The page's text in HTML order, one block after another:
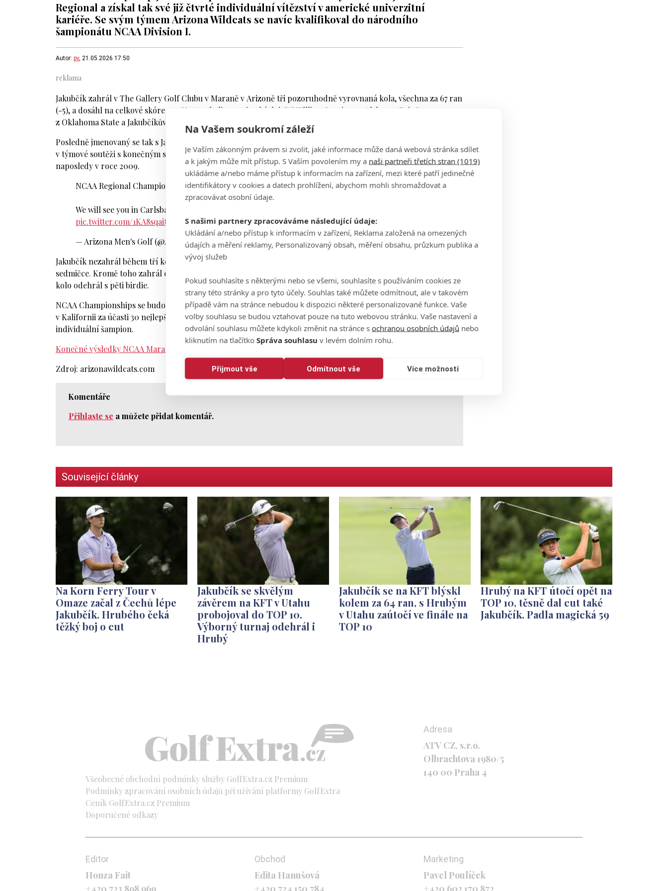
Na Vašem soukromí záleží
Je Vaším zákonným právem si zvolit, jaké informace může daná webová stránka sdílet
a k jakým může mít přístup. S Vaším povolením my a naši partneři třetích stran (1019)
ukládáme a/nebo máme přístup k informacím na zařízení, mezi které patří jedinečné
identifikátory v cookies a datech prohlížení, abychom mohli shromažďovat a
zpracovávat osobní údaje.
S našimi partnery zpracováváme následující údaje:
Ukládání a/nebo přístup k informacím v zařízení, Reklama založená na omezených
údajích a měření reklamy, Personalizovaný obsah, měření obsahu, průzkum publika a
vývoj služeb
Pokud souhlasíte s některými nebo se všemi, souhlasíte s používáním cookies ze
strany této stránky a pro tyto účely. Souhlas také můžete odmítnout, ale v takovém
případě vám na stránce nebudou k dispozici některé personalizované funkce. Vaše
volby souhlasu se budou vztahovat pouze na tuto webovou stránku. Vaše nastavení a
odvolání souhlasu můžete kdykoli změnit na stránce s ochranou osobních údajů nebo
kliknutím na tlačítko Správa souhlasu v levém dolním rohu.
Přijmout vše Odmítnout vše Více možností
Regional a získal tak své již čtvrté individuální vítězství v americké univerzitní
kariéře. Se svým týmem Arizona Wildcats se navíc kvalifikoval do národního
šampionátu NCAA Division I.
Autor: pv, 21.05.2026 17:50
Jakubčík zahrál v The Gallery Golf Clubu v Maraně v Arizoně tři pozoruhodně vyrovnaná kola, všechna za 67 ran
(-5), a dosáhl na celkové skóre -15. Na tom byli po 54 jamkách ještě William Jennings z Alabamy, Eric Lee
z Oklahoma State a Jakubčíkův týmový kolega Zach Pollo.
Posledně jmenovaný se tak s Jakubčíkem důležitou měrou zasloužili o to, že tým University of Arizona zvítězil
v týmové soutěži s konečným skóre -49 o 14 ran před Oklahomou. Regionální šampionát vyhráli Wildcats
naposledy v roce 2009.
NCAA Regional Champions for the 8th time in school history!
We will see you in Carlsbad, Calif. for the NCAA Championship starting May 29.
pic.twitter.com/1KA8sqaitE
— Arizona Men's Golf (@ArizonaMGolf)May 20, 2026
Jakubčík nezahrál během tří kol jediné bogey, pouze jedno double bogey hned v prvním kole na tříparové
sedmičce. Kromě toho zahrál celkem 15 birdie a jeden eagle ve druhém kole na pětiparové jedenáctce. Finálové
kolo odehrál s pěti birdie.
NCAA Championships se budou konat od 29. května do 3. června v Omni La Costa Resort & Spa v Carlsbabu
v Kalifornii za účasti 30 nejlepších týmů Division I. sezóny 2025/2026. Korunován bude vítězný tým stejně jako
individuální šampion.
Konečné výsledky NCAA Marana Regional naleznete zde.
Zdroj: arizonawildcats.com
Komentáře
Přihlaste se a můžete přidat komentář.
Související články
Na Korn Ferry Tour v
Omaze začal z Čechů lépe
Jakubčík. Hrubého čeká
těžký boj o cut
Jakubčík se skvělým
závěrem na KFT v Utahu
probojoval do TOP 10.
Výborný turnaj odehrál i
Hrubý
Jakubčík se na KFT blýskl
kolem za 64 ran, s Hrubým
v Utahu zaútočí ve finále na
TOP 10
Hrubý na KFT útočí opět na
TOP 10, těsně dal cut také
Jakubčík. Padla magická 59
Všeobecné obchodní podmínky služby GolfExtra.cz Premium
Podmínky zpracování osobních údajů při užívání platformy GolfExtra
Ceník GolfExtra.cz Premium
Doporučené odkazy
Adresa
ATV CZ, s.r.o.
Olbrachtova 1980/5
140 00 Praha 4
Editor
Honza Fait
Obchod
Edita Hanušová
Marketing
Pavel Poulíček